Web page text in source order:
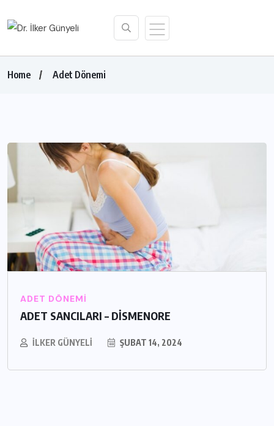
Home Adet Dönemi
ADET DÖNEMI
ADET SANCILARI – DİSMENORE
İLKER GÜNYELI ŞUBAT 14, 2024